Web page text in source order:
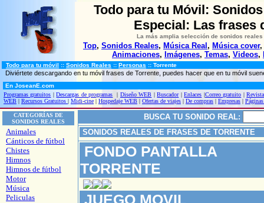
Todo para tu Móvil:
Especial: Las frases
La más amplia selección de sonidos
Top, Sonidos Reales, Música Real , Música cover,
Animaciones, Imágenes, Temas, Videos,
Todo para tu móvil :: Sonidos Reales :: Personas :: Torrente
Diviértete descargando en tu móvil frases de Torrente, puedes hacer que en tu móvil
En JoseanE.com
Programas gratuitos |Descargas de programas | Diseño WEB |Buscador|Enlaces |Correo gratuito |
WEB | Recursos Gratuitos | Midi-cine | Hospedaje WEB | Ofertas de viajes | De compras | Empresas |
CATEGORÍAS DE
SONIDOS REALES
Animales
Cánticos de fútbol
Chistes
Himnos
Himnos de fútbol
Motor
Música
Peliculas
BUSCA TU SONIDO REAL:
SONIDOS REALES DE FRASES DE TORRENTE
FONDO PANTALLA
TORRENTE
JUEGO MOVIL